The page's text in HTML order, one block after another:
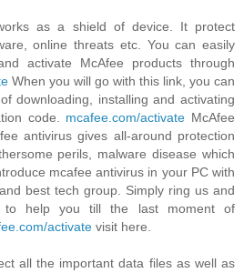
as a shield of device. It protect
online threats etc. You can easily
activate McAfee products through
When you will go with this link, you can
downloading, installing and activating
code. mcafee.com/activate McAfee
antivirus gives all-around protection
perils, malware disease which
mcafee antivirus in your PC with
best tech group. Simply ring us and
to help you till the last moment of
activate visit here.
all the important data files as well as